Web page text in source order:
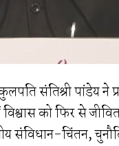
संतिश्री पांडेय ने
को फिर से
संविधान-चिंतन,